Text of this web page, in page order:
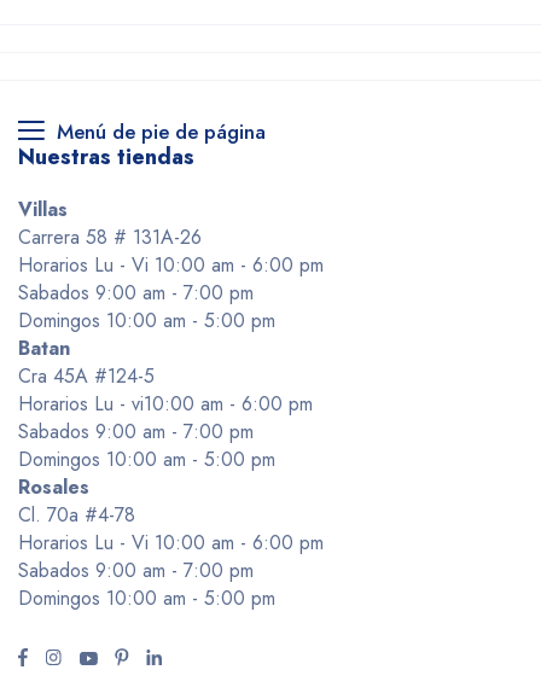
Menú de pie de página
Nuestras tiendas
Villas
Carrera 58 # 131A-26
Horarios Lu - Vi 10:00 am - 6:00 pm
Sabados 9:00 am - 7:00 pm
Domingos 10:00 am - 5:00 pm
Batan
Cra 45A #124-5
Horarios Lu - vi10:00 am - 6:00 pm
Sabados 9:00 am - 7:00 pm
Domingos 10:00 am - 5:00 pm
Rosales
Cl. 70a #4-78
Horarios Lu - Vi 10:00 am - 6:00 pm
Sabados 9:00 am - 7:00 pm
Domingos 10:00 am - 5:00 pm